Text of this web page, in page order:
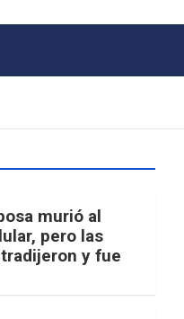
murió al
pero las
y fue